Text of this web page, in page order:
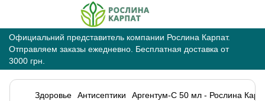
Официальний представитель компании Рослина Карпат.
Отправляем заказы ежедневно. Бесплатная доставка от
3000 грн.
Здоровье Антисептики Аргентум-С 50 мл - Рослина